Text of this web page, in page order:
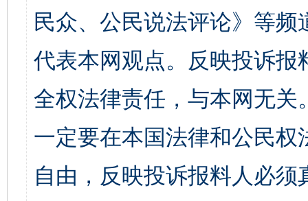
民众、公民说法评论》等
代表本网观点。反映投诉
全权法律责任，与本网无
一定要在本国法律和公民
自由，反映投诉报料人必